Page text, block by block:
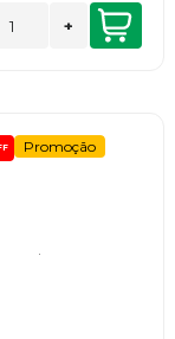
+
Promoção